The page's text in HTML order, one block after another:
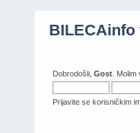
BILECAinfo
Dobrodošli, Gost . Molim
Prijavite se korisničkim